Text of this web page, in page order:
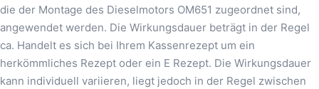
die der Montage des Dieselmotors OM651 zugeordnet sind,
angewendet werden. Die Wirkungsdauer beträgt in der Regel
ca. Handelt es sich bei Ihrem Kassenrezept um ein
herkömmliches Rezept oder ein E Rezept. Die Wirkungsdauer
kann individuell variieren, liegt jedoch in der Regel zwischen